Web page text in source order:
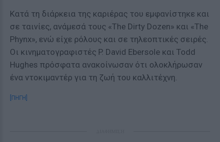
Κατά τη διάρκεια της καριέρας του εμφανίστηκε και
σε ταινίες, ανάμεσά τους «The Dirty Dozen» και «The
Phynx», ενώ είχε ρόλους και σε τηλεοπτικές σειρές.
Οι κινηματογραφιστές P. David Ebersole και Todd
Hughes πρόσφατα ανακοίνωσαν ότι ολοκλήρωσαν
ένα ντοκιμαντέρ για τη ζωή του καλλιτέχνη.
[ΠΗΓΗ]